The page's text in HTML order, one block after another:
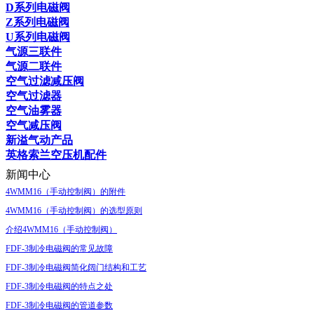
D系列电磁阀
Z系列电磁阀
U系列电磁阀
气源三联件
气源二联件
空气过滤减压阀
空气过滤器
空气油雾器
空气减压阀
新溢气动产品
英格索兰空压机配件
新闻中心
4WMM16（手动控制阀）的附件
4WMM16（手动控制阀）的选型原则
介绍4WMM16（手动控制阀）
FDF-3制冷电磁阀的常见故障
FDF-3制冷电磁阀简化阔门结构和工艺
FDF-3制冷电磁阀的特点之处
FDF-3制冷电磁阀的管道参数